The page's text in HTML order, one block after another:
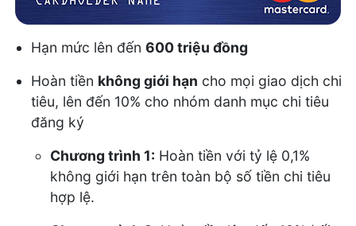
Hạn mức lên đến 600 triệu đồng
Hoàn tiền không giới hạn cho mọi giao dịch chi
tiêu, lên đến 10% cho nhóm danh mục chi tiêu
đăng ký
Chương trình 1: Hoàn tiền với tỷ lệ 0,1%
không giới hạn trên toàn bộ số tiền chi tiêu
hợp lệ.